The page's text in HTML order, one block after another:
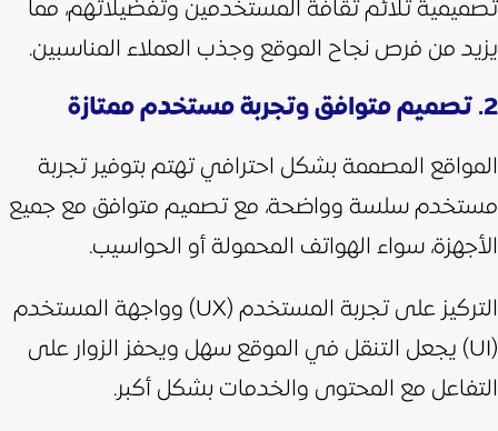
تصميمية تلائم ثقافة المستخدمين وتفضيلاتهم، مما
يزيد من فرص نجاح الموقع وجذب العملاء المناسبين.
2. تصميم متوافق وتجربة مستخدم ممتازة
المواقع المصممة بشكل احترافي تهتم بتوفير تجربة
مستخدم سلسة وواضحة، مع تصميم متوافق مع جميع
الأجهزة، سواء الهواتف المحمولة أو الحواسيب.
التركيز على تجربة المستخدم (UX) وواجهة المستخدم
(UI) يجعل التنقل في الموقع سهل ويحفز الزوار على
التفاعل مع المحتوى والخدمات بشكل أكبر.